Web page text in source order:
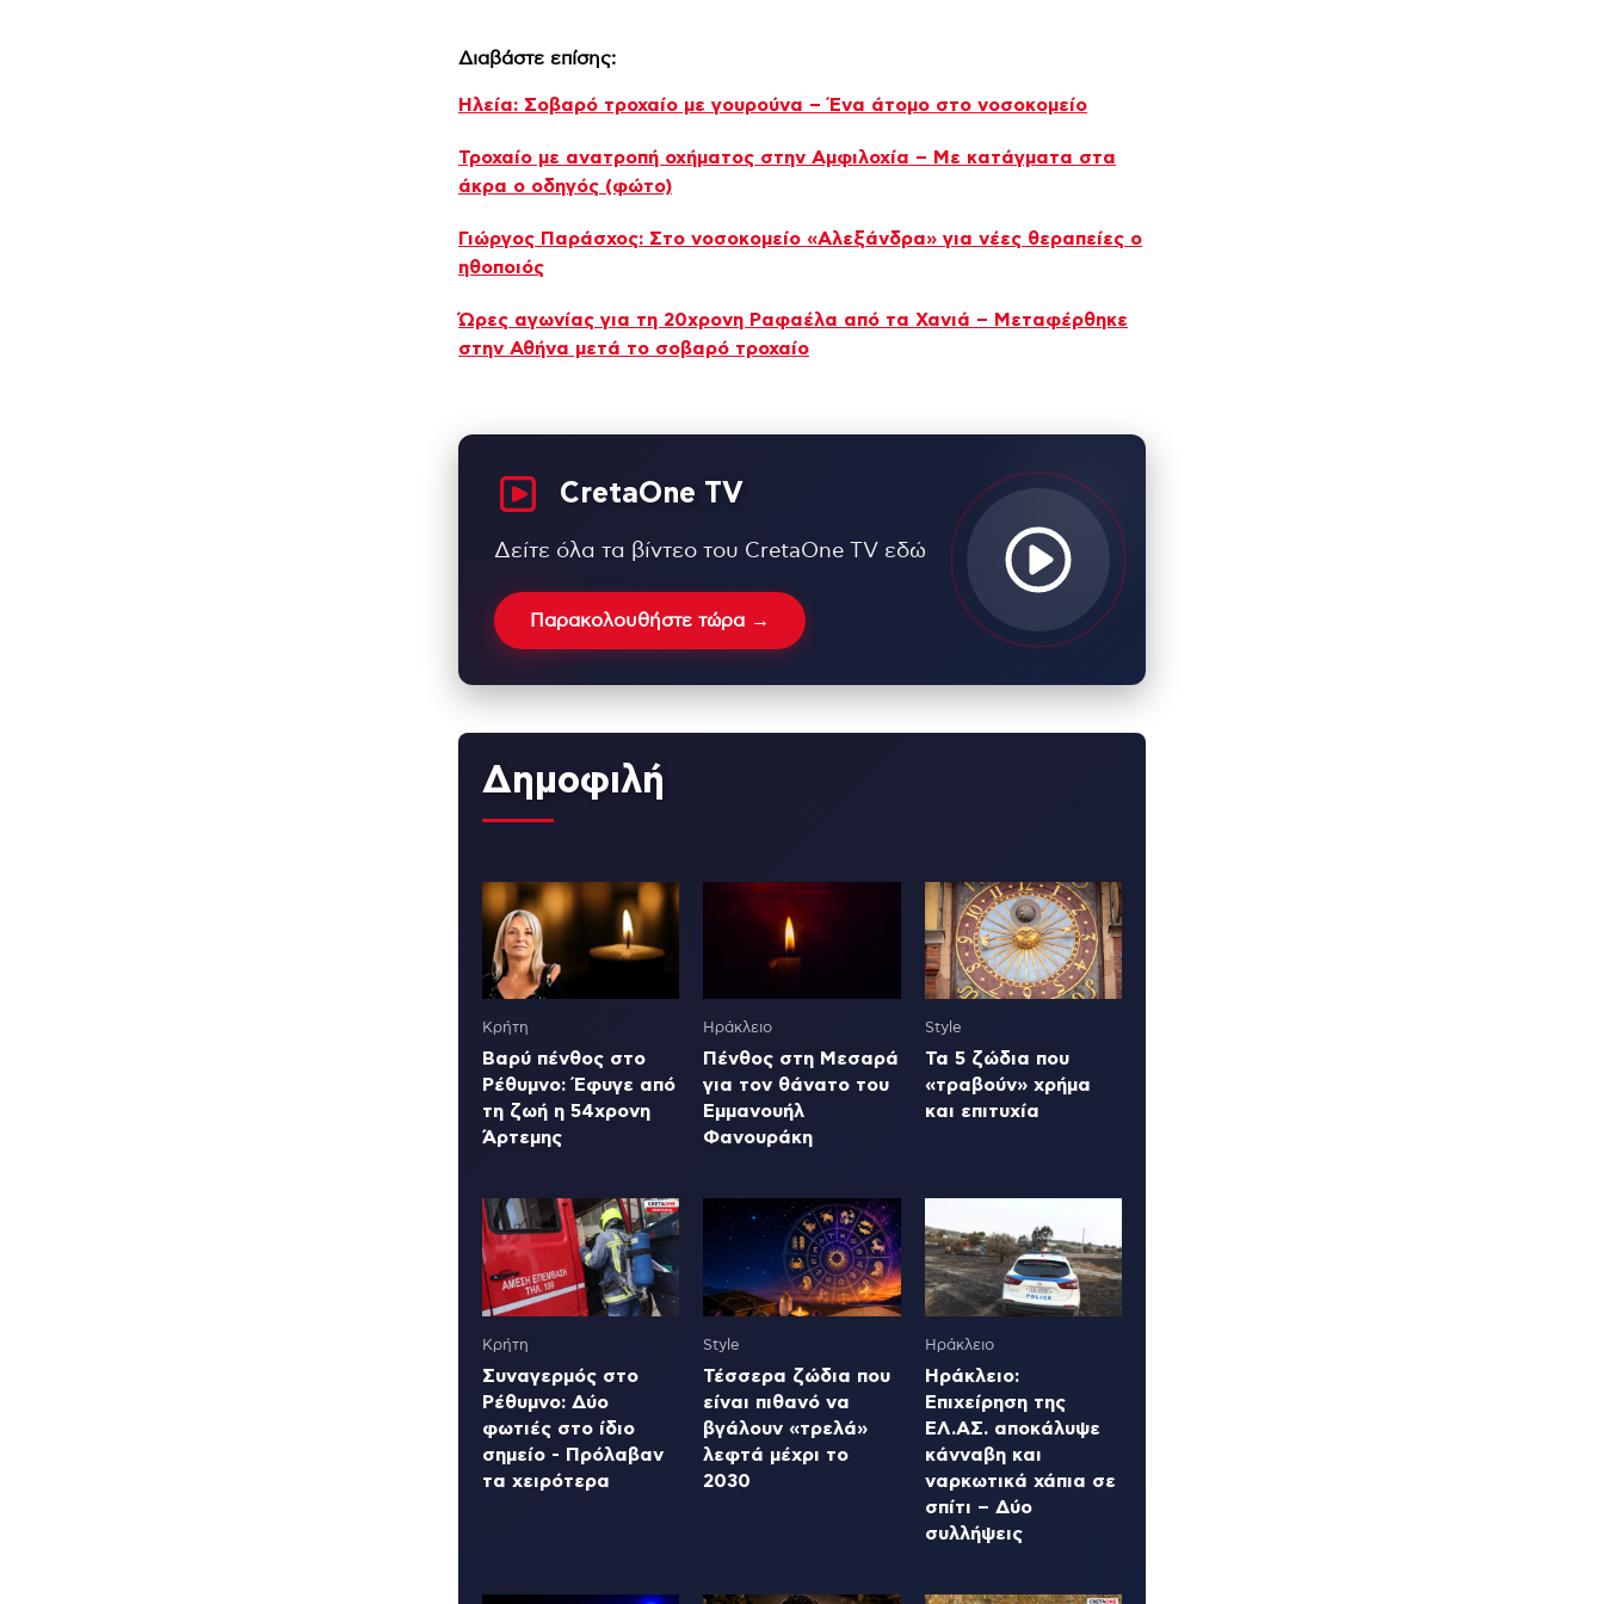
Διαβάστε επίσης:
Ηλεία: Σοβαρό τροχαίο με γουρούνα – Ένα άτομο στο νοσοκομείο
Τροχαίο με ανατροπή οχήματος στην Αμφιλοχία – Με κατάγματα στα
άκρα ο οδηγός (φώτο)
Γιώργος Παράσχος: Στο νοσοκομείο «Αλεξάνδρα» για νέες θεραπείες ο
ηθοποιός
Ώρες αγωνίας για τη 20χρονη Ραφαέλα από τα Χανιά – Μεταφέρθηκε
στην Αθήνα μετά το σοβαρό τροχαίο
CretaOne TV
Δείτε όλα τα βίντεο του CretaOne TV εδώ
Παρακολουθήστε τώρα →
Δημοφιλή
Κρήτη
Βαρύ πένθος στο
Ρέθυμνο: Έφυγε από
τη ζωή η 54χρονη
Άρτεμης
Ηράκλειο
Πένθος στη Μεσαρά
για τον θάνατο του
Εμμανουήλ
Φανουράκη
Style
Τα 5 ζώδια που
«τραβούν» χρήμα
και επιτυχία
Κρήτη
Συναγερμός στο
Ρέθυμνο: Δύο
φωτιές στο ίδιο
σημείο - Πρόλαβαν
τα χειρότερα
Style
Τέσσερα ζώδια που
είναι πιθανό να
βγάλουν «τρελά»
λεφτά μέχρι το
2030
Ηράκλειο
Ηράκλειο:
Επιχείρηση της
ΕΛ.ΑΣ. αποκάλυψε
κάνναβη και
ναρκωτικά χάπια σε
σπίτι – Δύο
συλλήψεις